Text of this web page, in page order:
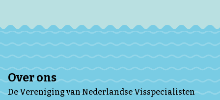
Over ons
De Vereniging van Nederlandse Visspecialisten